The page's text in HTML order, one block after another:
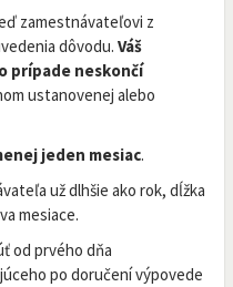
zamestnávateľovi z
dôvodu. Váš
prípade neskončí
ustanovenej alebo
jeden mesiac.
už dlhšie ako rok, dĺžka
mesiace.
od prvého dňa
po doručení výpovede